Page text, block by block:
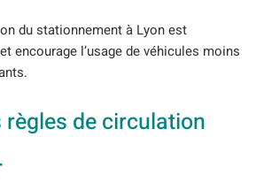
du stationnement à Lyon est
encourage l’usage de véhicules moins
de circulation